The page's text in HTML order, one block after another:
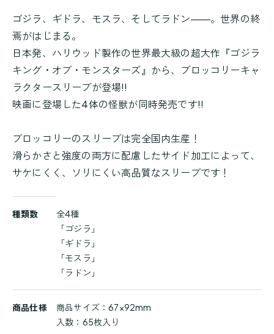
ゴジラ、ギドラ、モスラ、そしてラドン――。世界の終
焉がはじまる。
日本発、ハリウッド製作の世界最大級の超大作『ゴジラ
キング・オブ・モンスターズ』から、ブロッコリーキャ
ラクタースリーブが登場!!
映画に登場した4体の怪獣が同時発売です!!
ブロッコリーのスリーブは完全国内生産！
滑らかさと強度の両方に配慮したサイド加工によって、
サケにくく、ソリにくい高品質なスリーブです！
品
種類数
全4種
「ゴジラ」
「ギドラ」
「モスラ」
「ラドン」
商品仕様
商品サイズ：67×92mm
入数：65枚入り